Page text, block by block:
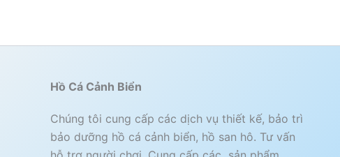
Hồ Cá Cảnh Biển
Chúng tôi cung cấp các dịch vụ thiết kế, bảo trì
bảo dưỡng hồ cá cảnh biển, hồ san hô. Tư vấn